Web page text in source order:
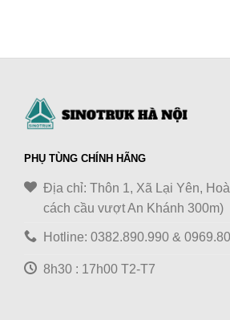
PHỤ TÙNG CHÍNH HÃNG
Địa chỉ: Thôn 1, Xã Lại Yên,
cách cầu vượt An Khánh 300m)
Hotline: 0382.890.990 &
8h30 : 17h00 T2-T7